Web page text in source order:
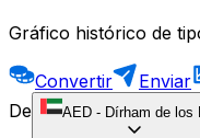
Gráfico histórico de
Convertir Enviar
De
AED - Dírham de los